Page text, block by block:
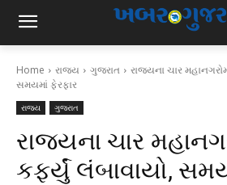
Home રાજ્ય ગુજરાત
રાજ્યના ચાર
સમયમાં ફેરફાર
રાજ્ય ગુજરાત
રાજ્યના ચાર
કર્ફ્યું લંબાવાયો,